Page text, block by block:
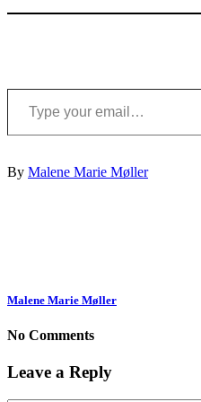
Type your email…
By Malene Marie Møller
Malene Marie Møller
No Comments
Leave a Reply